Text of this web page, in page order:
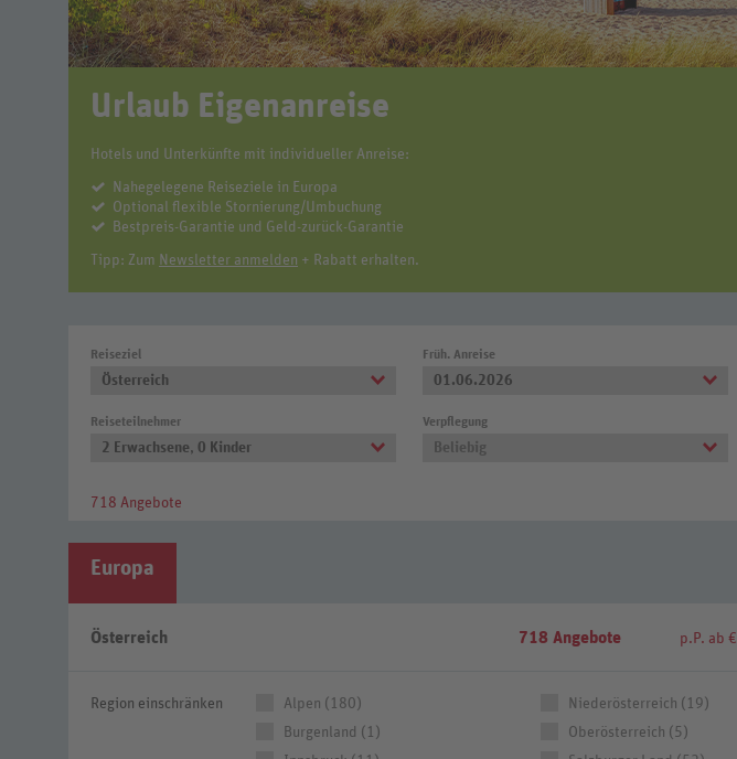
Urlaub Eigenanreise
Hotels und Unterkünfte mit individueller Anreise:
Nahegelegene Reiseziele in Europa
Optional flexible Stornierung/Umbuchung
Bestpreis-Garantie und Geld-zurück-Garantie
Tipp: Zum Newsletter anmelden + Rabatt erhalten.
Reiseziel
Österreich
Früh. Anreise
01.06.2026
Reiseteilnehmer
2 Erwachsene, 0 Kinder
Verpflegung
Beliebig
718 Angebote
Europa
Österreich 718 Angebote p.P. ab €
Region einschränken
Alpen (180)
Burgenland (1)
Niederösterreich (19)
Oberösterreich (5)